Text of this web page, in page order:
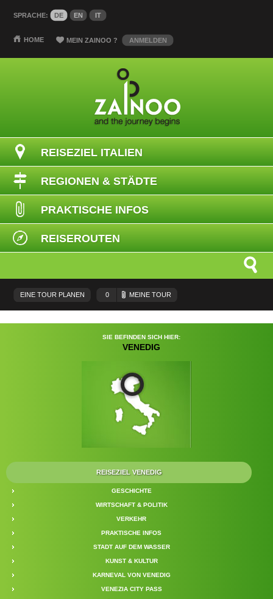
SIE BEFINDEN SICH HIER:
VENEDIG
REISEZIEL VENEDIG
GESCHICHTE
WIRTSCHAFT & POLITIK
VERKEHR
PRAKTISCHE INFOS
STADT AUF DEM WASSER
KUNST & KULTUR
KARNEVAL VON VENEDIG
VENEZIA CITY PASS
SPRACHE: DE EN IT
HOME MEIN ZAINOO? ANMELDEN
REISEZIEL ITALIEN
REGIONEN & STÄDTE
PRAKTISCHE INFOS
REISEROUTEN
EINE TOUR PLANEN 0 MEINE TOUR